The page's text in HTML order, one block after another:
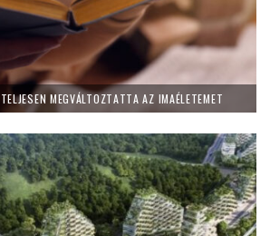
TELJESEN MEGVÁLTOZTATTA AZ IMAÉLETEMET